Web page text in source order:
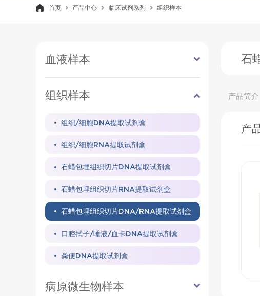
首页 产品中心 临床试剂系列 组织样本
血液样本
组织样本
组织/细胞DNA提取试剂盒
组织/细胞RNA提取试剂盒
石蜡包埋组织切片DNA提取试剂盒
石蜡包埋组织切片RNA提取试剂盒
石蜡包埋组织切片DNA/RNA提取试剂盒
口腔拭子/唾液/血卡DNA提取试剂盒
粪便DNA提取试剂盒
病原微生物样本
石
产品简介
产